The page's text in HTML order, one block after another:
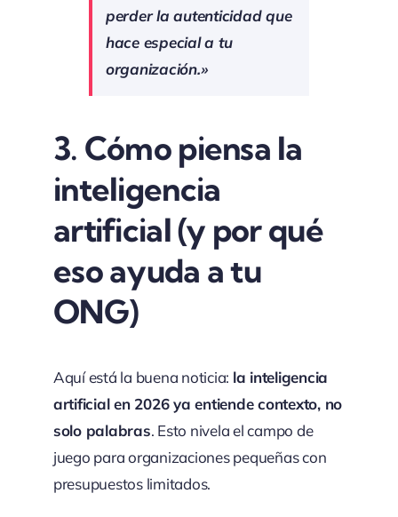
perder la autenticidad que
hace especial a tu
organización.»
3. Cómo piensa la
inteligencia
artificial (y por qué
eso ayuda a tu
ONG)
Aquí está la buena noticia: la inteligencia
artificial en 2026 ya entiende contexto, no
solo palabras. Esto nivela el campo de
juego para organizaciones pequeñas con
presupuestos limitados.